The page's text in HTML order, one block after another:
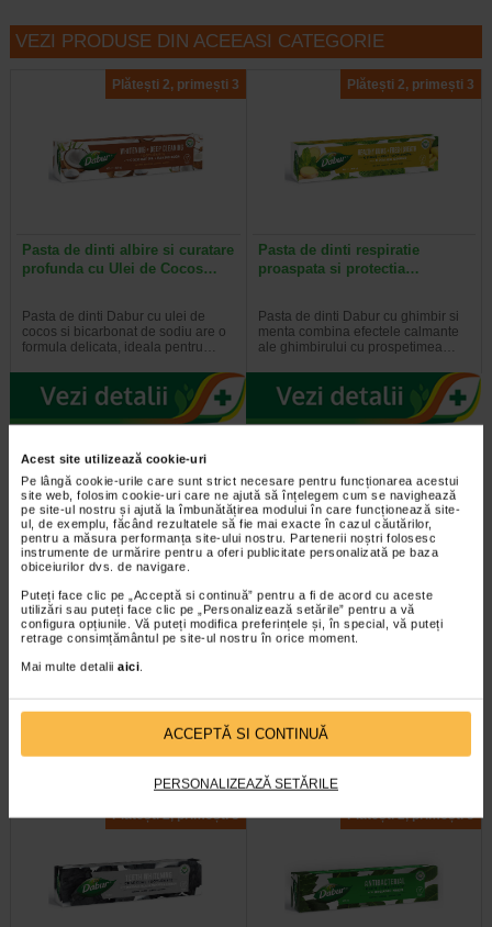
Acest site utilizează cookie-uri
Pe lângă cookie-urile care sunt strict necesare pentru funcționarea acestui
site web, folosim cookie-uri care ne ajută să înțelegem cum se navighează
pe site-ul nostru și ajută la îmbunătățirea modului în care funcționează site-
ul, de exemplu, făcând rezultatele să fie mai exacte în cazul căutărilor,
pentru a măsura performanța site-ului nostru. Partenerii noștri folosesc
instrumente de urmărire pentru a oferi publicitate personalizată pe baza
obiceiurilor dvs. de navigare.
Puteți face clic pe „Acceptă si continuă” pentru a fi de acord cu aceste
utilizări sau puteți face clic pe „Personalizează setările” pentru a vă
configura opțiunile. Vă puteți modifica preferințele și, în special, vă puteți
retrage consimțământul pe site-ul nostru în orice moment.
Mai multe detalii aici.
ACCEPTĂ SI CONTINUĂ
PERSONALIZEAZĂ SETĂRILE
VEZI PRODUSE DIN ACEEASI CATEGORIE
Plătești 2, primești 3
Pasta de dinti albire si curatare
profunda cu Ulei de Cocos…
Pasta de dinti Dabur cu ulei de
cocos si bicarbonat de sodiu are o
formula delicata, ideala pentru…
Plătești 2, primești 3
Pasta de dinti respiratie
proaspata si protectia…
Pasta de dinti Dabur cu ghimbir si
menta combina efectele calmante
ale ghimbirului cu prospetimea…
Plătești 2, primești 3
Pasta de dinti gingii sanatoase
si dinti puternici cu Miswak…
utilizarii betisorului de miswak,
aceasta pasta de dinti ofera…
Pasta de dinti protectie
impotriva cariilor, cu extract…
este recomandata in special pentru
gingii sensibile. Cuisoarele sunt…
Plătești 2, primești 3 Plătești 2, primești 3